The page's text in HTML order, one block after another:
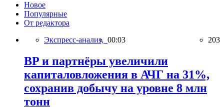
Новое
Популярные
От редактора
Экспресс-анализ, 00:03 203
BP и партнёры увеличили
капиталовложения в АЧГ на 31%,
сохранив добычу на уровне 8 млн
тонн